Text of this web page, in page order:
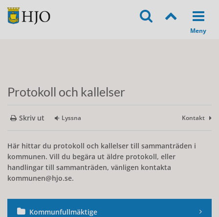
Protokoll och kallelser
Skriv ut Lyssna Kontakt
Här hittar du protokoll och kallelser till sammanträden i
kommunen. Vill du begära ut äldre protokoll, eller
handlingar till sammanträden, vänligen kontakta
kommunen@hjo.se.
Kommunfullmäktige